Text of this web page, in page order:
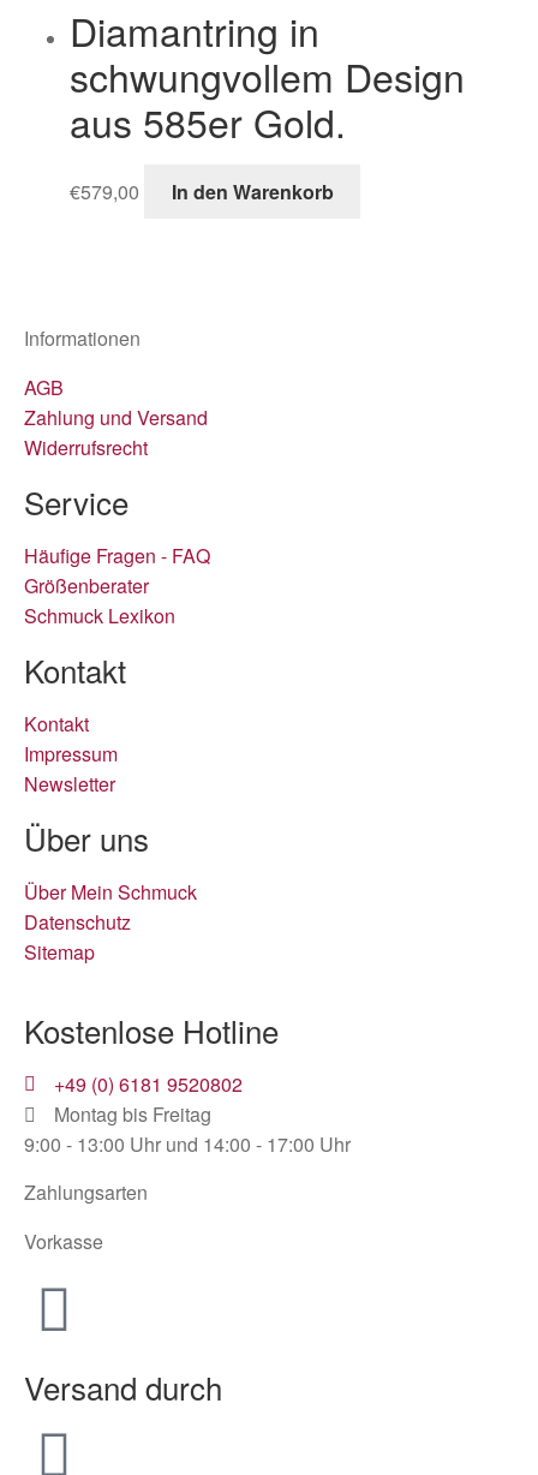
Diamantring in
schwungvollem Design
aus 585er Gold.
€579,00 In den Warenkorb
Informationen
AGB
Zahlung und Versand
Widerrufsrecht
Service
Häufige Fragen - FAQ
Größenberater
Schmuck Lexikon
Kontakt
Kontakt
Impressum
Newsletter
Über uns
Über Mein Schmuck
Datenschutz
Sitemap
Kostenlose Hotline
+49 (0) 6181 9520802
Montag bis Freitag
9:00 - 13:00 Uhr und 14:00 - 17:00 Uhr
Zahlungsarten
Vorkasse
Versand durch